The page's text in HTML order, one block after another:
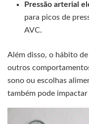
Pressão arterial
para picos de
AVC.
Além disso, o hábito
outros
sono ou escolhas
também pode impactar